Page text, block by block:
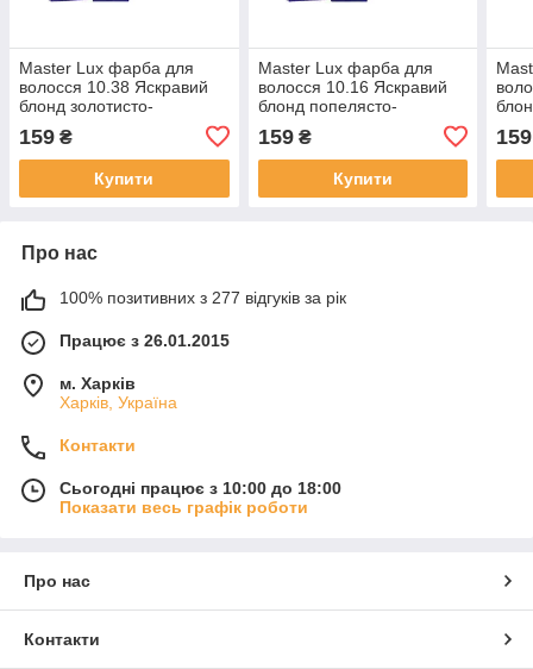
Master Lux фарба для
волосся 10.38 Яскравий
блонд золотисто-
159 ₴
Купити
Master Lux фарба для
волосся 10.16 Яскравий
блонд попелясто-
159₴
Купити
159
Про нас
100% позитивних з 277 відгуків за рік
Працює з 26.01.2015
м. Харків
Харків, Україна
Контакти
Сьогодні працює з 10:00 до 18:00
Показати весь графік роботи
Про нас
Контакти